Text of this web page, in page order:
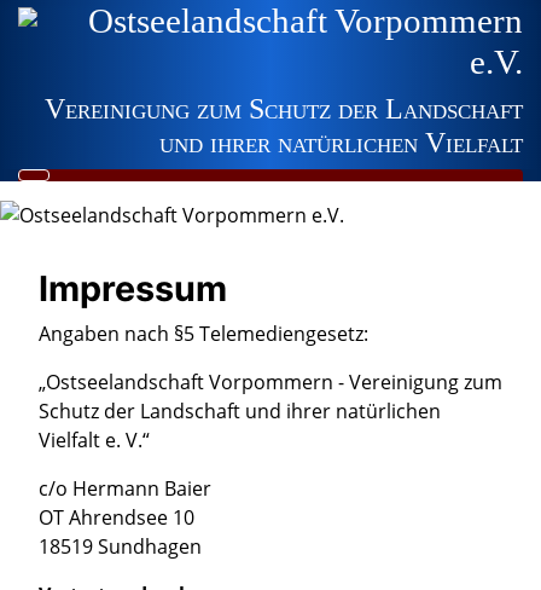
Vereinigung zum Schutz der Landschaft
und ihrer natürlichen Vielfalt
Ostseelandschaft Vorpommern
e.V.
Impressum
Angaben nach §5 Telemediengesetz:
„Ostseelandschaft Vorpommern - Vereinigung zum
Schutz der Landschaft und ihrer natürlichen
Vielfalt e. V.“
c/o Hermann Baier
OT Ahrendsee 10
18519 Sundhagen